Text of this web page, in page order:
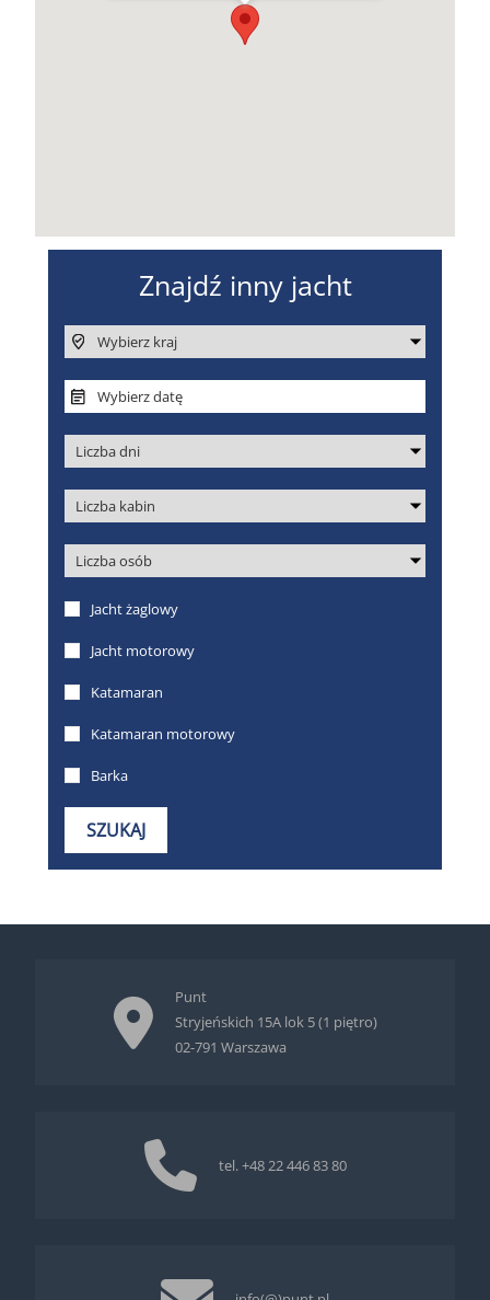
Punt
Stryjeńskich 15A lok 5 (1 piętro)
02-791 Warszawa
tel. +48 22 446 83 80